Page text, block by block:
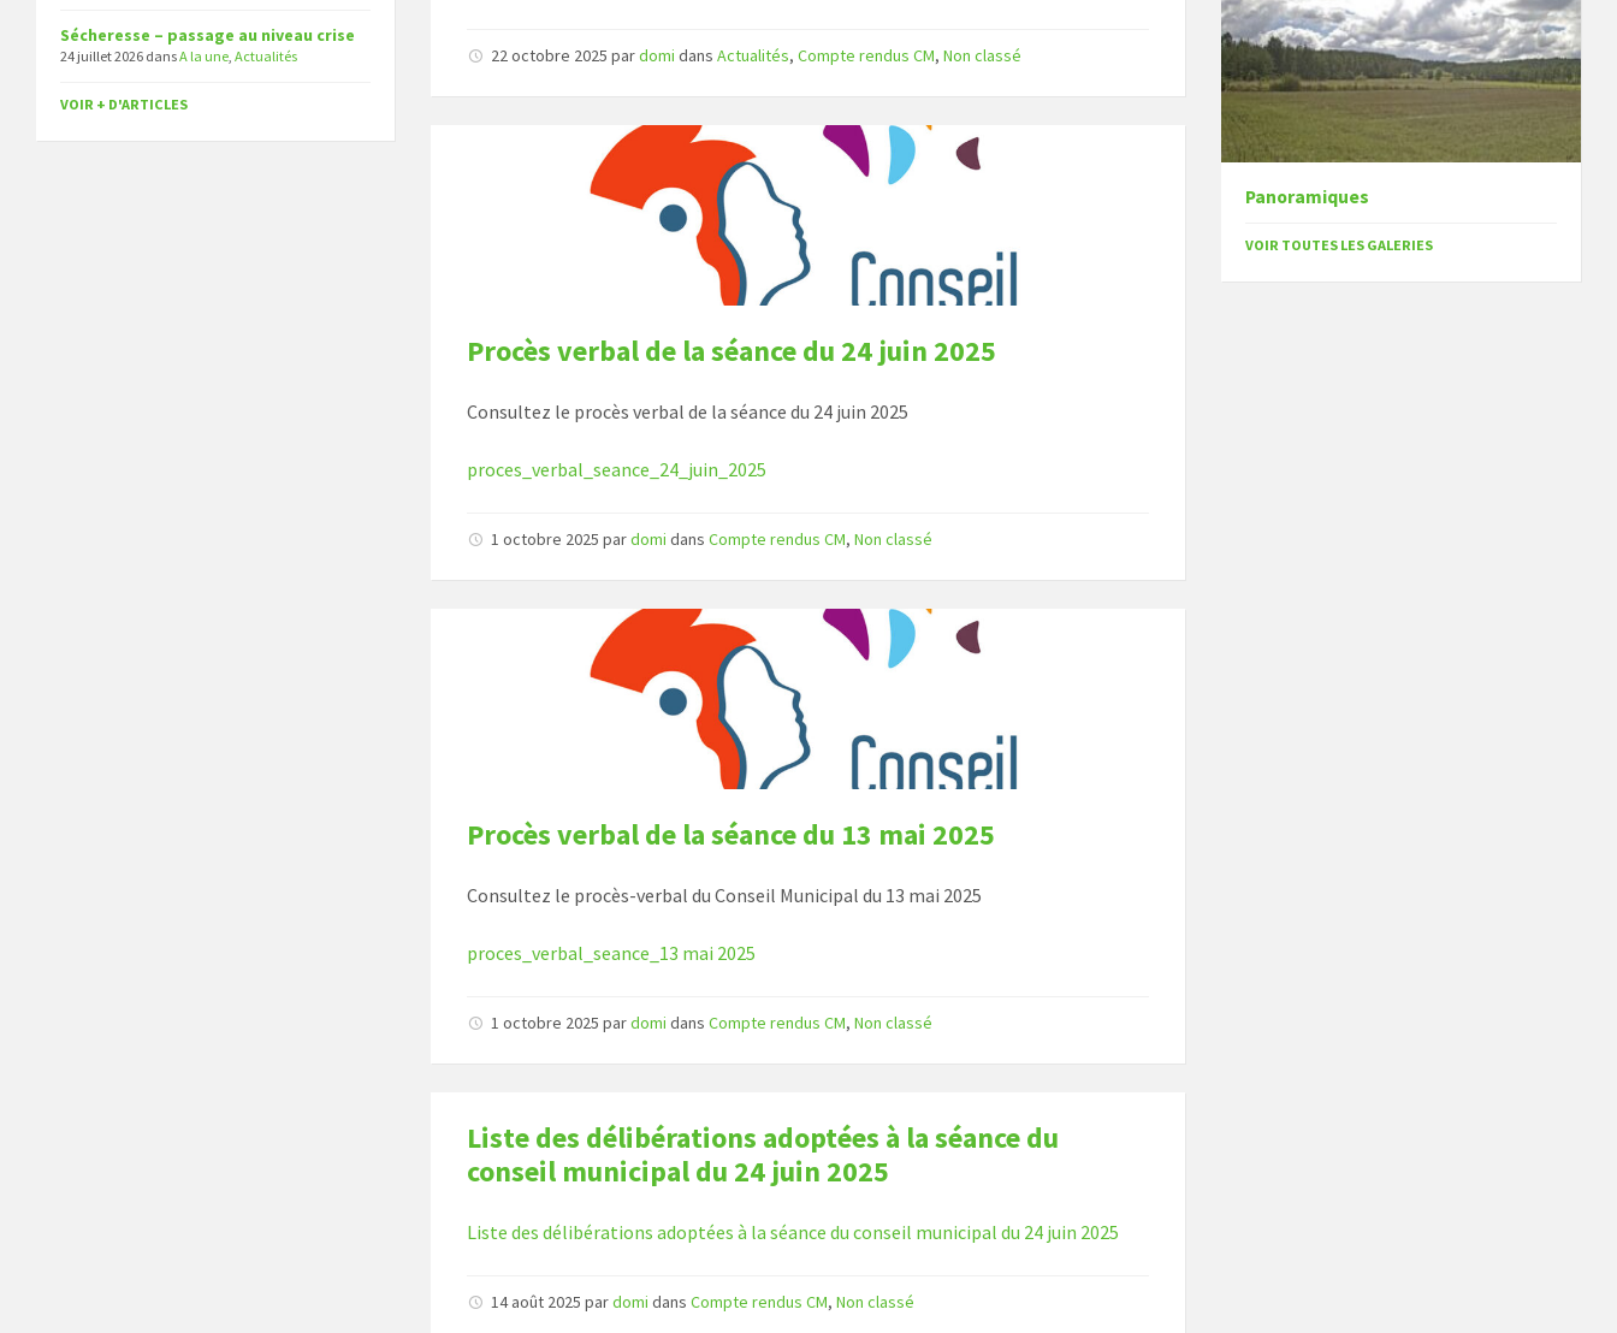
22 octobre 2025pardomi dansActualités,Compte rendus CM,Non classé
Procès verbal de la séance du 24 juin 2025
Consultez le procès verbal de la séance du 24 juin 2025
proces_verbal_seance_24_juin_2025
1 octobre 2025pardomi dansCompte rendus CM,Non classé
Procès verbal de la séance du 13 mai 2025
Consultez le procès-verbal du Conseil Municipal du 13 mai 2025
proces_verbal_seance_13 mai 2025
1 octobre 2025pardomi dansCompte rendus CM,Non classé
Liste des délibérations adoptées à la séance du
conseil municipal du 24 juin 2025
Liste des délibérations adoptées à la séance du conseil municipal du 24 juin 2025
14 août 2025pardomi dansCompte rendus CM,Non classé
Sécheresse – passage au niveau crise
24 juillet 2026 dansA la une Actualités
VOIR + D'ARTICLES
Panoramiques
VOIR TOUTES LES GALERIES